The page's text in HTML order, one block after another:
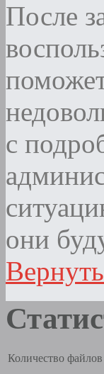
После
с
они
Количество